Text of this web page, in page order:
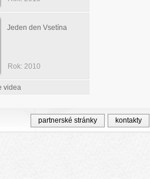
Jeden den Vsetína
Rok: 2010
videa
partnerské stránky kontakty